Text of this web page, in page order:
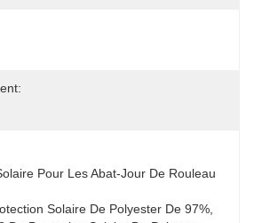
Pour Les Abat-Jour De Rouleau
Solaire De Polyester De 97%